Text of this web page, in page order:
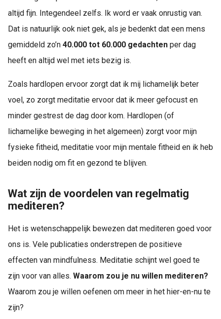
altijd fijn. Integendeel zelfs. Ik word er vaak onrustig van.
Dat is natuurlijk ook niet gek, als je bedenkt dat een mens
gemiddeld zo’n 40.000 tot 60.000 gedachten per dag
heeft en altijd wel met iets bezig is.
Zoals hardlopen ervoor zorgt dat ik mij lichamelijk beter
voel, zo zorgt meditatie ervoor dat ik meer gefocust en
minder gestrest de dag door kom. Hardlopen (of
lichamelijke beweging in het algemeen) zorgt voor mijn
fysieke fitheid, meditatie voor mijn mentale fitheid en ik heb
beiden nodig om fit en gezond te blijven.
Wat zijn de voordelen van regelmatig
mediteren?
Het is wetenschappelijk bewezen dat mediteren goed voor
ons is. Vele publicaties onderstrepen de positieve
effecten van mindfulness. Meditatie schijnt wel goed te
zijn voor van alles. Waarom zou je nu willen mediteren?
Waarom zou je willen oefenen om meer in het hier-en-nu te
zijn?